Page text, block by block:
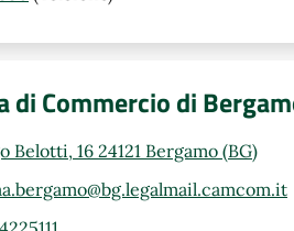
di Commercio di
Belotti, 16 24121 Bergamo (BG)